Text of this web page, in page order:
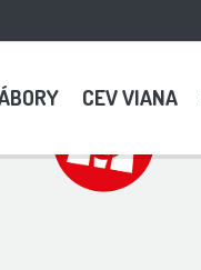
CEV VIANA